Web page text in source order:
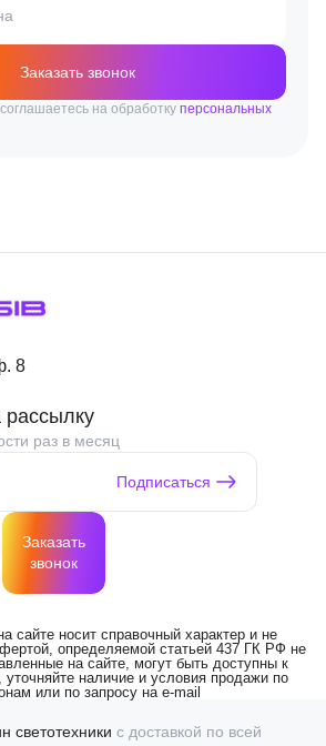
Заказать звонок
на обработку персональных
8
раз в месяц
Подписаться
Заказать
звонок
сайте носит справочный характер и не
определяемой статьей 437 ГК РФ не
на сайте, могут быть доступны к
уточняйте наличие и условия продажи по
или по запросу на e-mail
светотехники с доставкой по всей